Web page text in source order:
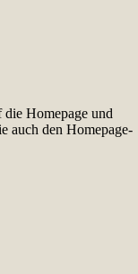
die Homepage und
auch den Homepage-